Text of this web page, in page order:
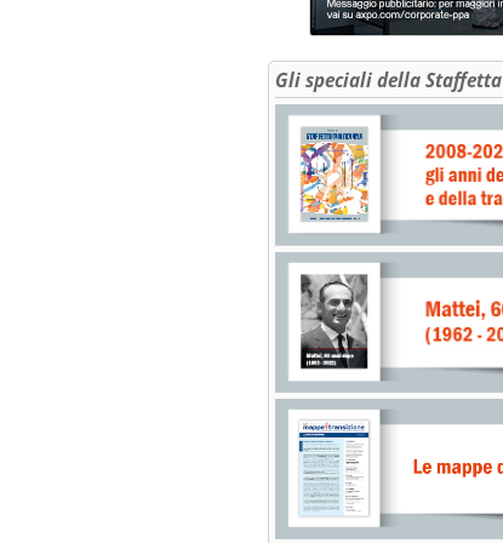
Gli speciali della Staffetta